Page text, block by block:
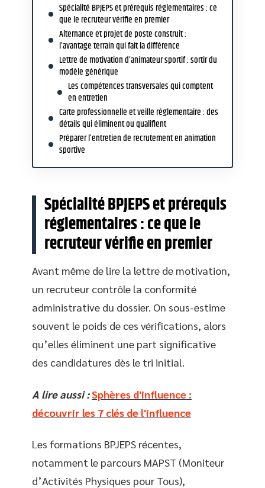
Spécialité BPJEPS et prérequis réglementaires : ce
que le recruteur vérifie en premier
Alternance et projet de poste construit :
l’avantage terrain qui fait la différence
Lettre de motivation d’animateur sportif : sortir du
modèle générique
Les compétences transversales qui comptent
en entretien
Carte professionnelle et veille réglementaire : des
détails qui éliminent ou qualifient
Préparer l’entretien de recrutement en animation
sportive
Spécialité BPJEPS et prérequis
réglementaires : ce que le
recruteur vérifie en premier
Avant même de lire la lettre de motivation,
un recruteur contrôle la conformité
administrative du dossier. On sous-estime
souvent le poids de ces vérifications, alors
qu’elles éliminent une part significative
des candidatures dès le tri initial.
A lire aussi : Sphères d'influence :
découvrir les 7 clés de l'influence
Les formations BPJEPS récentes,
notamment le parcours MAPST (Moniteur
d’Activités Physiques pour Tous),